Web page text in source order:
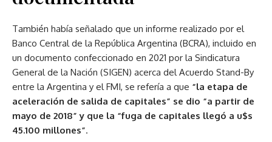
También había señalado que un informe realizado por el
Banco Central de la República Argentina (BCRA), incluido en
un documento confeccionado en 2021 por la Sindicatura
General de la Nación (SIGEN) acerca del Acuerdo Stand-By
entre la Argentina y el FMI, se refería a que “la etapa de
aceleración de salida de capitales” se dio “a partir de
mayo de 2018” y que la “fuga de capitales llegó a u$s
45.100 millones”.